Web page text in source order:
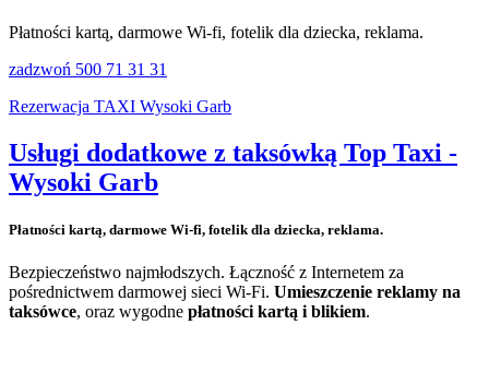
Płatności kartą, darmowe Wi-fi, fotelik dla dziecka, reklama.
zadzwoń 500 71 31 31
Rezerwacja TAXI Wysoki Garb
Usługi dodatkowe z taksówką Top Taxi -
Wysoki Garb
Płatności kartą, darmowe Wi-fi, fotelik dla dziecka, reklama.
Bezpieczeństwo najmłodszych. Łączność z Internetem za
pośrednictwem darmowej sieci Wi-Fi. Umieszczenie reklamy na
taksówce, oraz wygodne płatności kartą i blikiem.